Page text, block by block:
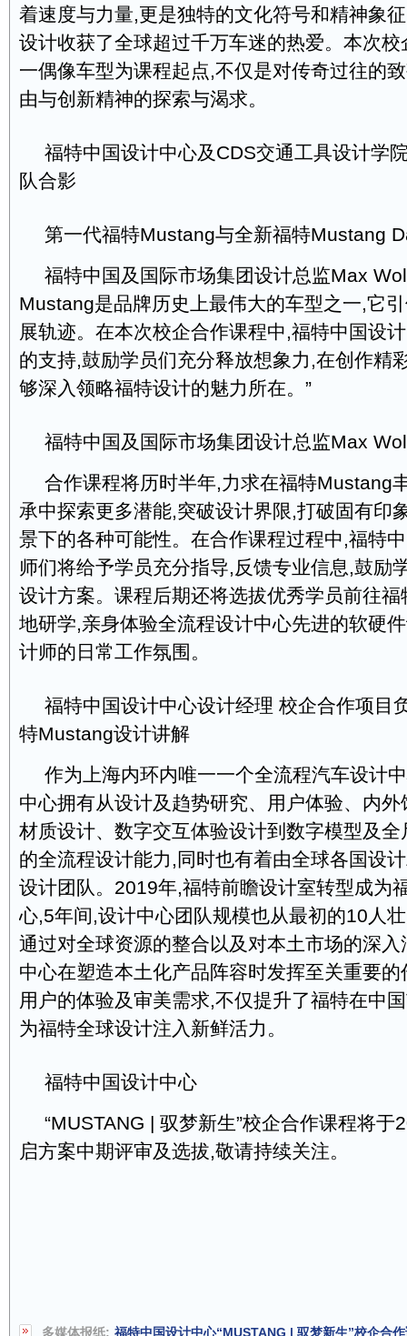
着速度与力量,更是独特的文化符号和精神象
设计收获了全球超过千万车迷的热爱。本次
一偶像车型为课程起点,不仅是对传奇过往的
由与创新精神的探索与渴求。
福特中国设计中心及CDS交通工具设计学
队合影
第一代福特Mustang与全新福特Mustang
福特中国及国际市场集团设计总监Max
Mustang是品牌历史上最伟大的车型之一,它
展轨迹。在本次校企合作课程中,福特中国设
的支持,鼓励学员们充分释放想象力,在创作精
够深入领略福特设计的魅力所在。”
福特中国及国际市场集团设计总监Max
合作课程将历时半年,力求在福特Mustang
承中探索更多潜能,突破设计界限,打破固有印
景下的各种可能性。在合作课程过程中,福特
师们将给予学员充分指导,反馈专业信息,鼓励
设计方案。课程后期还将选拔优秀学员前往
地研学,亲身体验全流程设计中心先进的软硬
计师的日常工作氛围。
福特中国设计中心设计经理 校企合作项目
特Mustang设计讲解
作为上海内环内唯一一个全流程汽车设计
中心拥有从设计及趋势研究、用户体验、内
材质设计、数字交互体验设计到数字模型及
的全流程设计能力,同时也有着由全球各国设
设计团队。2019年,福特前瞻设计室转型成为
心,5年间,设计中心团队规模也从最初的10人
通过对全球资源的整合以及对本土市场的深
中心在塑造本土化产品阵容时发挥至关重要
用户的体验及审美需求,不仅提升了福特在中
为福特全球设计注入新鲜活力。
福特中国设计中心
“MUSTANG | 驭梦新生”校企合作课程将于
启方案中期评审及选拔,敬请持续关注。
多媒体报纸: 福特中国设计中心“MUSTANG | 驭梦新生”校企合